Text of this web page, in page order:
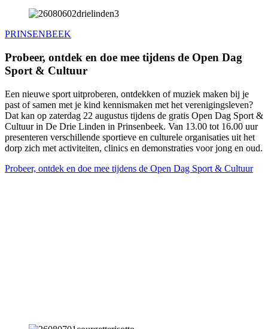
PRINSENBEEK
Probeer, ontdek en doe mee tijdens de Open Dag
Sport & Cultuur
Een nieuwe sport uitproberen, ontdekken of muziek maken bij je
past of samen met je kind kennismaken met het verenigingsleven?
Dat kan op zaterdag 22 augustus tijdens de gratis Open Dag Sport &
Cultuur in De Drie Linden in Prinsenbeek. Van 13.00 tot 16.00 uur
presenteren verschillende sportieve en culturele organisaties uit het
dorp zich met activiteiten, clinics en demonstraties voor jong en oud.
Probeer, ontdek en doe mee tijdens de Open Dag Sport & Cultuur